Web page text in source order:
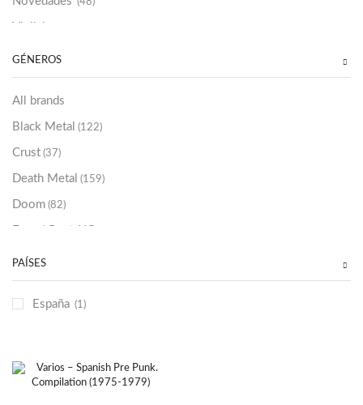
Vinilako
Sold Out
GÉNEROS
All brands
Black Metal (122)
Crust (37)
Death Metal (159)
Doom (82)
Emo / Post-HC
Grindcore
Hard Rock (48)
Hardcore (153)
Otros (38)
Prog (25)
PAÍSES
España (1)